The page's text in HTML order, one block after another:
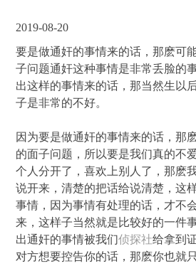
2019-08-20
要是做通奸的事情来的话，那麽可
子问题通奸这种事情是非常丢脸的
出这样的事情来的话，那当然生以
子是非常的不好。
因为要是做通奸的事情来的话，那
的面子问题，所以要是我们真的不
个人分开了，喜欢上别人了，那麽
说开来，清楚的把话给说清楚，这
事情，因为事情有处理的话，才不
来，这样子当然就是比较好的一件
出通奸的事情被我们侦探社给拿到
对方想要控告你的话，那麽你也就